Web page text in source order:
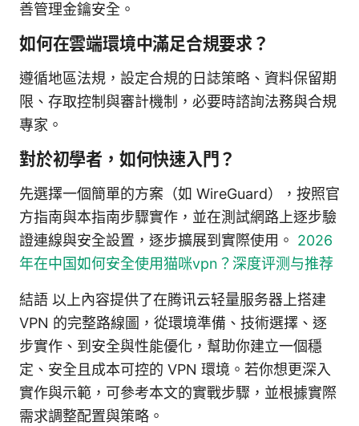
善管理金鑰安全。
如何在雲端環境中滿足合規要求？
遵循地區法規，設定合規的日誌策略、資料保留期
限、存取控制與審計機制，必要時諮詢法務與合規
專家。
對於初學者，如何快速入門？
先選擇一個簡單的方案（如 WireGuard），按照官
方指南與本指南步驟實作，並在測試網路上逐步驗
證連線與安全設置，逐步擴展到實際使用。 2026
年在中国如何安全使用猫咪vpn？深度评测与推荐
結語 以上內容提供了在腾讯云轻量服务器上搭建
VPN 的完整路線圖，從環境準備、技術選擇、逐
步實作、到安全與性能優化，幫助你建立一個穩
定、安全且成本可控的 VPN 環境。若你想更深入
實作與示範，可參考本文的實戰步驟，並根據實際
需求調整配置與策略。